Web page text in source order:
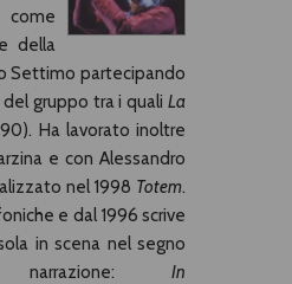
come
della
Settimo partecipando
gruppo tra i quali La
Ha lavorato inoltre
e con Alessandro
nel 1998 Totem.
e dal 1996 scrive
in scena nel segno
In